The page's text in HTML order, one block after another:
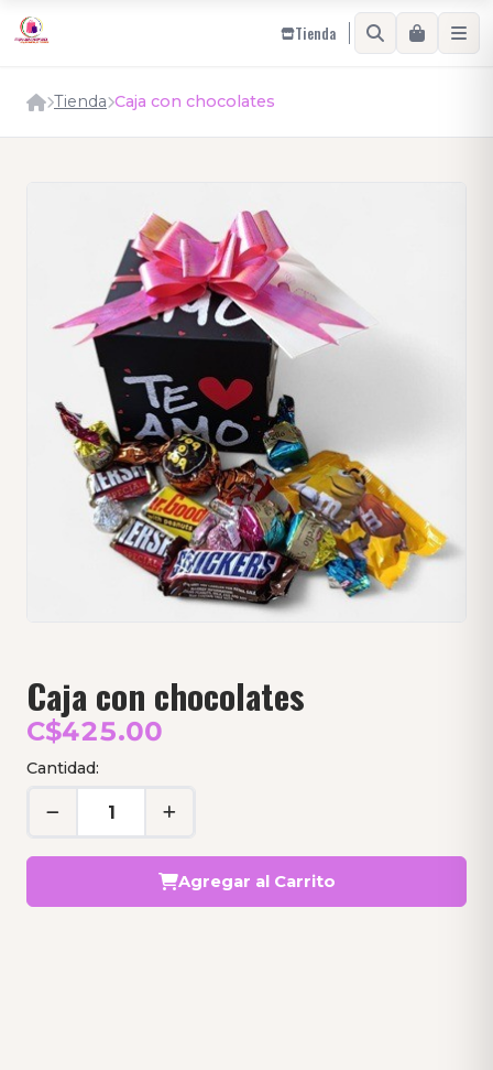
Tienda
Tienda Caja con chocolates
Caja con chocolates
C$425.00
Cantidad:
Agregar al Carrito